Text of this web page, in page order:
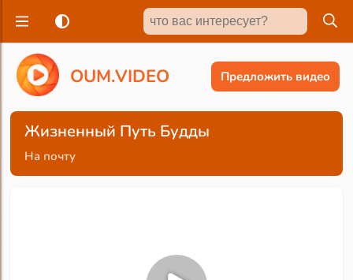
OUM.VIDEO Предложить видео
Жизненный Путь Будды
На почту